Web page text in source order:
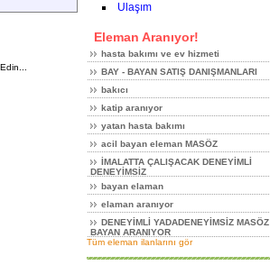
Ulaşım
Eleman Aranıyor!
hasta bakımı ve ev hizmeti
BAY - BAYAN SATIŞ DANIŞMANLARI
bakıcı
katip aranıyor
yatan hasta bakımı
acil bayan eleman MASÖZ
İMALATTA ÇALIŞACAK DENEYİMLİ
DENEYİMSİZ
bayan elaman
elaman aranıyor
DENEYİMLİ YADADENEYİMSİZ MASÖZ
BAYAN ARANIYOR
Tüm eleman ilanlarını gör